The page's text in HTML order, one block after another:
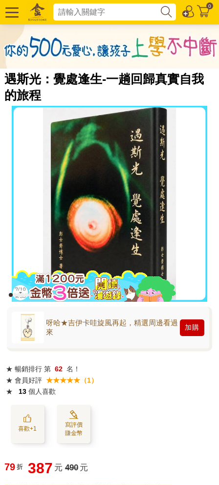
0
遇斯光：覺處逢生-一趟回歸真實自我
的旅程
呀哈★吉伊卡哇旋風再起，精選周邊看過
來
加購
★ 暢銷排行第 62 名！
★ 會員好評 ★★★★★（1）
★
13 個人喜歡
喜歡+1
寫評價
賺金幣
79 折 387 元 490 元